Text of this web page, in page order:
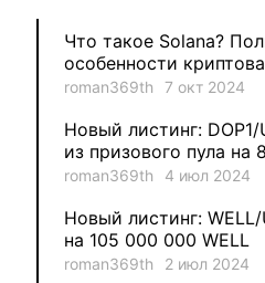
Evgeniy 3
aleksandr-es 2
Jevick 1
Что такое Solana?
особенности
roman369th 7 окт 2024
Новый листинг:
из призового пула на
roman369th 4 июл 2024
Новый листинг:
на 105 000 000 WELL
roman369th 2 июл 2024